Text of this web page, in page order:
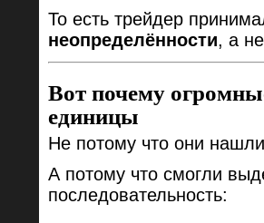
То есть трейдер
неопределённости, а
Вот почему
единицы
Не потому что они
А потому что смогли
последовательность: